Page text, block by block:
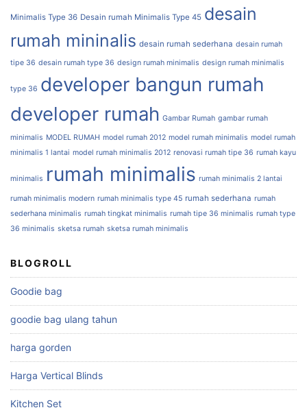
Minimalis Type 36 Desain rumah Minimalis Type 45 desain
rumah mininalis desain rumah sederhana desain rumah
tipe 36 desain rumah type 36 design rumah minimalis design rumah minimalis
type 36 developer bangun rumah
developer rumah Gambar Rumah gambar rumah
minimalis MODEL RUMAH model rumah 2012 model rumah minimalis model rumah
minimalis 1 lantai model rumah minimalis 2012 renovasi rumah tipe 36 rumah kayu
minimalis rumah minimalis rumah minimalis 2 lantai
rumah minimalis modern rumah minimalis type 45 rumah sederhana rumah
sederhana minimalis rumah tingkat minimalis rumah tipe 36 minimalis rumah type
36 minimalis sketsa rumah sketsa rumah minimalis
BLOGROLL
Goodie bag
goodie bag ulang tahun
harga gorden
Harga Vertical Blinds
Kitchen Set